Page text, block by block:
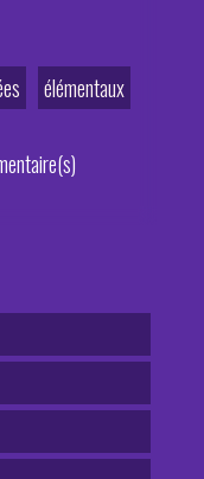
élémentaux